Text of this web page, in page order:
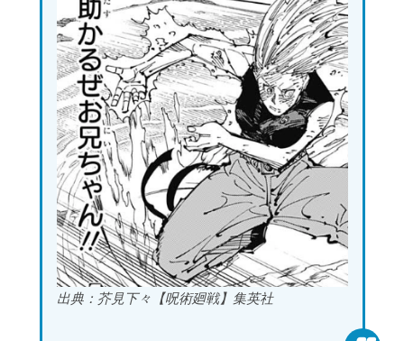
出典：芥見下々【呪術廻戦】集英社